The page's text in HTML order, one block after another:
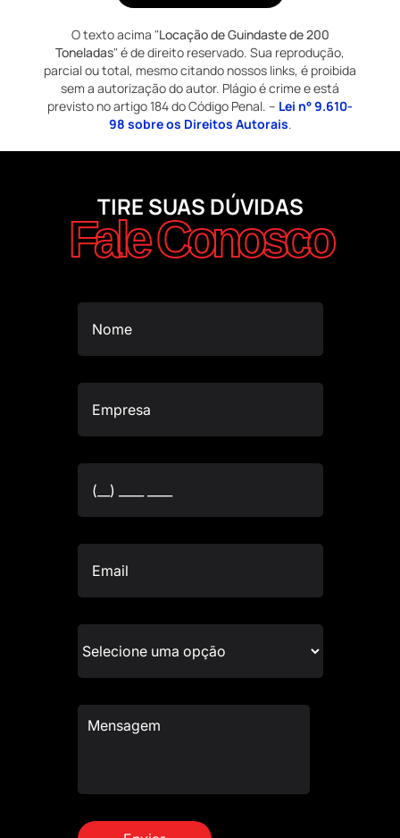
O texto acima "Locação de Guindaste de 200
Toneladas" é de direito reservado. Sua reprodução,
parcial ou total, mesmo citando nossos links, é proibida
sem a autorização do autor. Plágio é crime e está
previsto no artigo 184 do Código Penal. – Lei n° 9.610-
98 sobre os Direitos Autorais.
TIRE SUAS DÚVIDAS
Fale Conosco